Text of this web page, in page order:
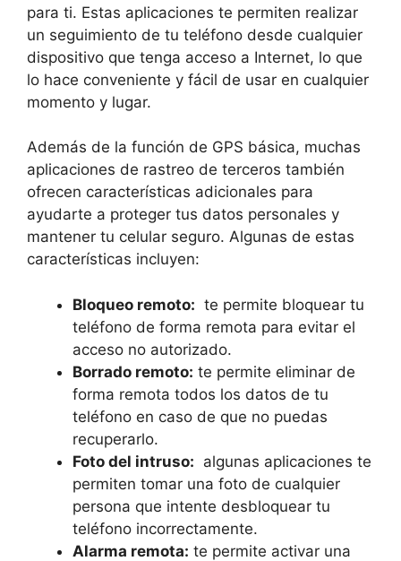
para ⁣ti. Estas aplicaciones te ‍permiten realizar
un seguimiento ⁣de tu teléfono desde cualquier
dispositivo que⁢ tenga acceso a Internet, lo que
lo hace conveniente y fácil de usar en cualquier
momento y lugar.
Además de la función de GPS básica, muchas
aplicaciones de‌ rastreo de terceros también
ofrecen características adicionales para⁢
ayudarte a proteger tus⁣ datos‍ personales y
mantener tu⁤ celular seguro. Algunas de estas
características incluyen:
Bloqueo remoto: ​ te permite bloquear tu
teléfono⁤ de forma remota para evitar el
acceso ⁤no autorizado.
Borrado remoto: te permite eliminar de
forma remota todos los datos de tu
teléfono en caso de⁢ que no puedas ​
recuperarlo.
Foto del intruso: ⁢ algunas aplicaciones te
permiten tomar⁤ una foto de ​cualquier
persona que intente ​desbloquear ‍tu
teléfono incorrectamente.
Alarma remota: te⁢ permite activar una